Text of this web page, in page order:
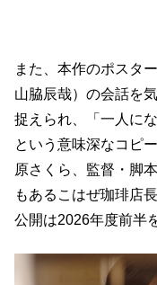
また、本作のポスタ
山脇辰哉）の会話を
捉えられ、「一人に
という意味深なコピ
原さくら、監督・脚
もあるこはぜ珈琲店
公開は2026年度前半